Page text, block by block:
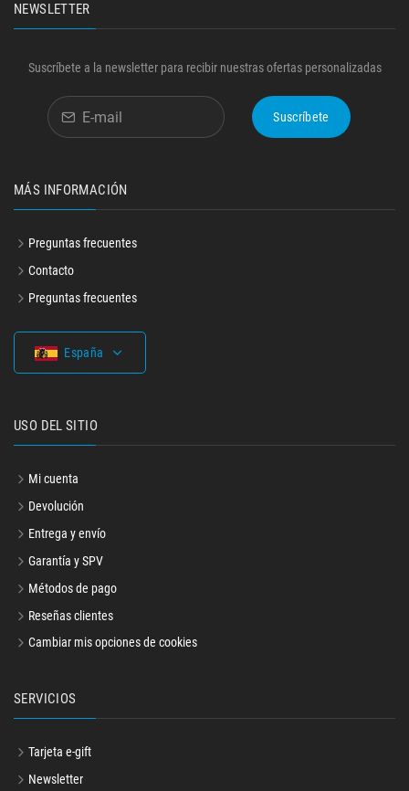
NEWSLETTER
Suscríbete a la newsletter para recibir nuestras ofertas personalizadas
Suscríbete
MÁS INFORMACIÓN
Preguntas frecuentes
Contacto
Preguntas frecuentes
España
USO DEL SITIO
Mi cuenta
Devolución
Entrega y envío
Garantía y SPV
Métodos de pago
Reseñas clientes
Cambiar mis opciones de cookies
SERVICIOS
Tarjeta e-gift
Newsletter